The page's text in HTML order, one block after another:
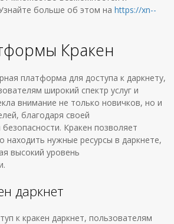
больше об этом наhttps://xn--
Кракен
платформа для доступа к даркнету,
широкий спектр услуг и
внимание не только новичков, но и
благодаря своей
Кракен позволяет
находить нужные ресурсы в даркнете,
высокий уровень
даркнет
к кракен даркнет, пользователям